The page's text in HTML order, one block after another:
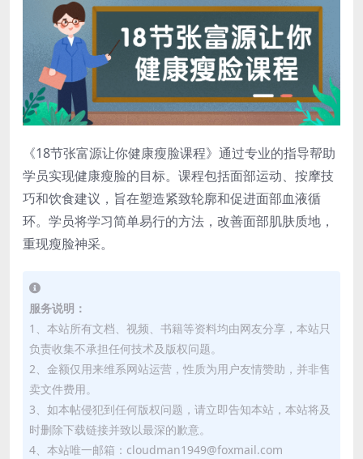
《18节张富源让你健康瘦脸课程》通过专业的指导帮助
学员实现健康瘦脸的目标。课程包括面部运动、按摩技
巧和饮食建议，旨在塑造紧致轮廓和促进面部血液循
环。学员将学习简单易行的方法，改善面部肌肤质地，
重现瘦脸神采。
服务说明：
1、本站所有文档、视频、书籍等资料均由网友分享，本站只
负责收集不承担任何技术及版权问题。
2、金额仅用来维系网站运营，性质为用户友情赞助，并非售
卖文件费用。
3、如本帖侵犯到任何版权问题，请立即告知本站，本站将及
时删除下载链接并致以最深的歉意。
4、本站唯一邮箱：cloudman1949@foxmail.com